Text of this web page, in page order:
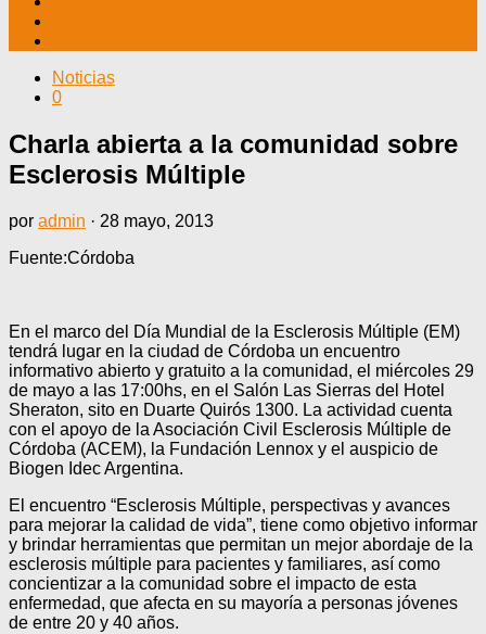
Noticias
0
Charla abierta a la comunidad sobre
Esclerosis Múltiple
por admin · 28 mayo, 2013
Fuente:Córdoba
En el marco del Día Mundial de la Esclerosis Múltiple (EM)
tendrá lugar en la ciudad de Córdoba un encuentro
informativo abierto y gratuito a la comunidad, el miércoles 29
de mayo a las 17:00hs, en el Salón Las Sierras del Hotel
Sheraton, sito en Duarte Quirós 1300. La actividad cuenta
con el apoyo de la Asociación Civil Esclerosis Múltiple de
Córdoba (ACEM), la Fundación Lennox y el auspicio de
Biogen Idec Argentina.
El encuentro “Esclerosis Múltiple, perspectivas y avances
para mejorar la calidad de vida”, tiene como objetivo informar
y brindar herramientas que permitan un mejor abordaje de la
esclerosis múltiple para pacientes y familiares, así como
concientizar a la comunidad sobre el impacto de esta
enfermedad, que afecta en su mayoría a personas jóvenes
de entre 20 y 40 años.